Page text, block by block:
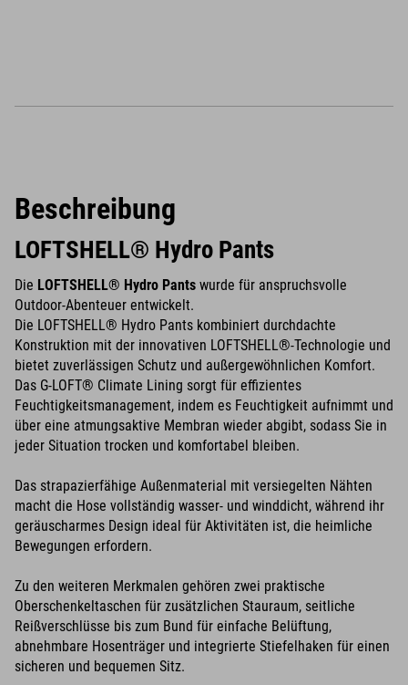
Beschreibung
LOFTSHELL® Hydro Pants
Die LOFTSHELL® Hydro Pants wurde für anspruchsvolle
Outdoor-Abenteuer entwickelt.
Die LOFTSHELL® Hydro Pants kombiniert durchdachte
Konstruktion mit der innovativen LOFTSHELL®-Technologie und
bietet zuverlässigen Schutz und außergewöhnlichen Komfort.
Das G-LOFT® Climate Lining sorgt für effizientes
Feuchtigkeitsmanagement, indem es Feuchtigkeit aufnimmt und
über eine atmungsaktive Membran wieder abgibt, sodass Sie in
jeder Situation trocken und komfortabel bleiben.
Das strapazierfähige Außenmaterial mit versiegelten Nähten
macht die Hose vollständig wasser- und winddicht, während ihr
geräuscharmes Design ideal für Aktivitäten ist, die heimliche
Bewegungen erfordern.
Zu den weiteren Merkmalen gehören zwei praktische
Oberschenkeltaschen für zusätzlichen Stauraum, seitliche
Reißverschlüsse bis zum Bund für einfache Belüftung,
abnehmbare Hosenträger und integrierte Stiefelhaken für einen
sicheren und bequemen Sitz.